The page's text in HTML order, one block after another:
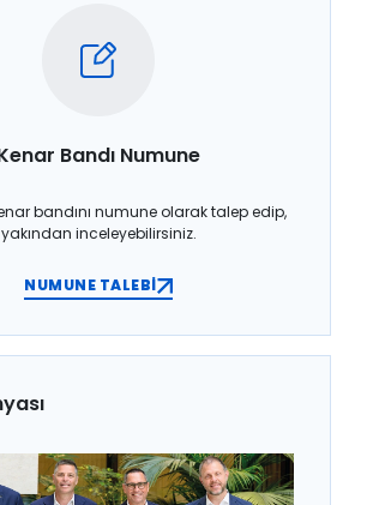
Bandı Numune
bandını numune olarak talep edip,
yakından inceleyebilirsiniz.
NUMUNE TALEBİ